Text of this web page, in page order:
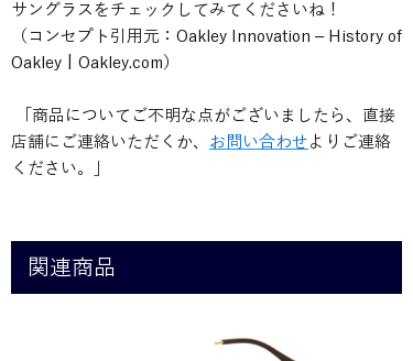
サングラスをチェックしてみてくださいね！
（コンセプト引用元：Oakley Innovation – History of
Oakley | Oakley.com）
「商品についてご不明な点がございましたら、直接
店舗にご連絡いただくか、 お問い合わせよりご連絡
ください。」
関連商品